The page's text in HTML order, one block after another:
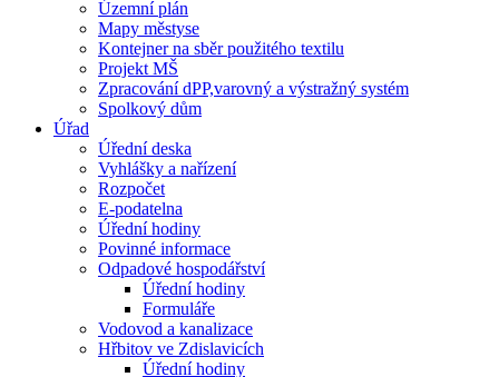
Územní plán
Mapy městyse
Kontejner na sběr použitého textilu
Projekt MŠ
Zpracování dPP,varovný a výstražný systém
Spolkový dům
Úřad
Úřední deska
Vyhlášky a nařízení
Rozpočet
E-podatelna
Úřední hodiny
Povinné informace
Odpadové hospodářství
Úřední hodiny
Formuláře
Vodovod a kanalizace
Hřbitov ve Zdislavicích
Úřední hodiny